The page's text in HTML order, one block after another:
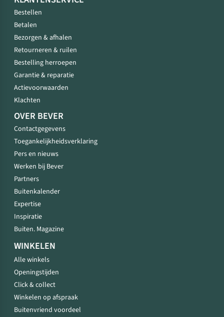
Bestellen
Betalen
Bezorgen & afhalen
Retourneren & ruilen
Bestelling herroepen
Garantie & reparatie
Actievoorwaarden
Klachten
OVER BEVER
Contactgegevens
Toegankelijkheidsverklaring
Pers en nieuws
Werken bij Bever
Partners
Buitenkalender
Expertise
Inspiratie
Buiten. Magazine
WINKELEN
Alle winkels
Openingstijden
Click & collect
Winkelen op afspraak
Buitenvriend voordeel